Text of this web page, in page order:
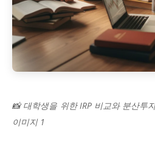
📸 대학생을 위한 IRP 비교와 분산투
이미지 1